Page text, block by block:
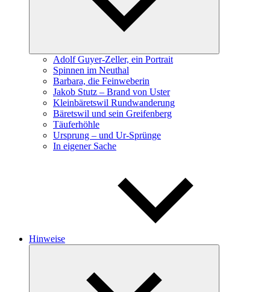
Adolf Guyer-Zeller, ein Portrait
Spinnen im Neuthal
Barbara, die Feinweberin
Jakob Stutz – Brand von Uster
Kleinbäretswil Rundwanderung
Bäretswil und sein Greifenberg
Täuferhöhle
Ursprung – und Ur-Sprünge
In eigener Sache
Hinweise